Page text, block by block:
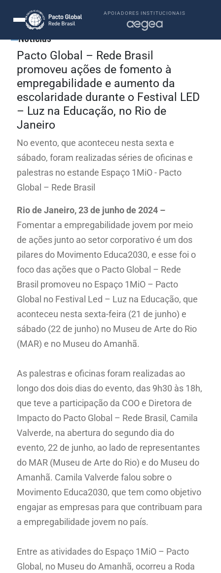
APOIADORES INSTITUCIONAIS
Notícias
Pacto Global – Rede Brasil
promoveu ações de fomento à
empregabilidade e aumento da
escolaridade durante o Festival LED
– Luz na Educação, no Rio de
Janeiro
No evento, que aconteceu nesta sexta e
sábado, foram realizadas séries de oficinas e
palestras no estande Espaço 1MiO - Pacto
Global – Rede Brasil
Rio de Janeiro, 23 de junho de 2024 –
Fomentar a empregabilidade jovem por meio
de ações junto ao setor corporativo é um dos
pilares do Movimento Educa2030, e esse foi o
foco das ações que o Pacto Global – Rede
Brasil promoveu no Espaço 1MiO – Pacto
Global no Festival Led – Luz na Educação, que
aconteceu nesta sexta-feira (21 de junho) e
sábado (22 de junho) no Museu de Arte do Rio
(MAR) e no Museu do Amanhã.
As palestras e oficinas foram realizadas ao
longo dos dois dias do evento, das 9h30 às 18h,
que teve a participação da COO e Diretora de
Impacto do Pacto Global – Rede Brasil, Camila
Valverde, na abertura do segundo dia do
evento, 22 de junho, ao lado de representantes
do MAR (Museu de Arte do Rio) e do Museu do
Amanhã. Camila Valverde falou sobre o
Movimento Educa2030, que tem como objetivo
engajar as empresas para que contribuam para
a empregabilidade jovem no país.
Entre as atividades do Espaço 1MiO – Pacto
Global, no Museu do Amanhã, ocorreu a Roda